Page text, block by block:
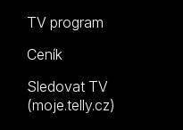
TV program
Ceník
Sledovat TV
(moje.telly.cz)